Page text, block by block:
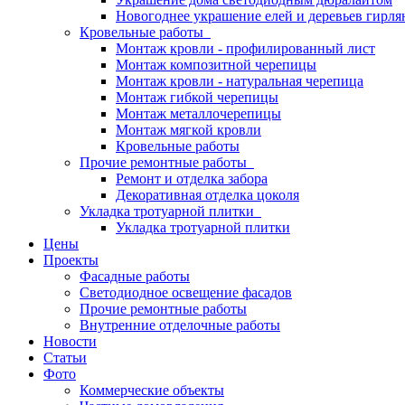
Новогоднее украшение елей и деревьев
Кровельные работы
Монтаж кровли - профилированный лист
Монтаж композитной черепицы
Монтаж кровли - натуральная черепица
Монтаж гибкой черепицы
Монтаж металлочерепицы
Монтаж мягкой кровли
Кровельные работы
Прочие ремонтные работы
Ремонт и отделка забора
Декоративная отделка цоколя
Укладка тротуарной плитки
Укладка тротуарной плитки
Цены
Проекты
Фасадные работы
Светодиодное освещение фасадов
Прочие ремонтные работы
Внутренние отделочные работы
Новости
Статьи
Фото
Коммерческие объекты